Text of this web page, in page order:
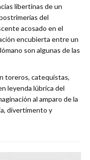
libertinas de un
del
acosado en el
encubierta entre un
son algunas de las
toreros, catequistas,
leyenda lúbrica del
al amparo de la
divertimento y